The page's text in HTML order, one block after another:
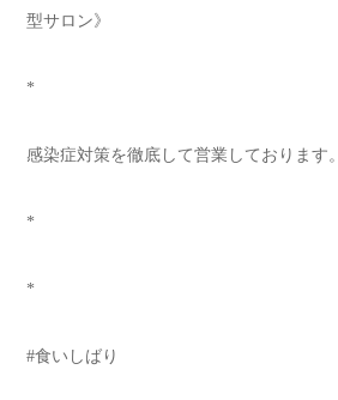
型サロン》
*
感染症対策を徹底して営業しております。
*
*
#食いしばり